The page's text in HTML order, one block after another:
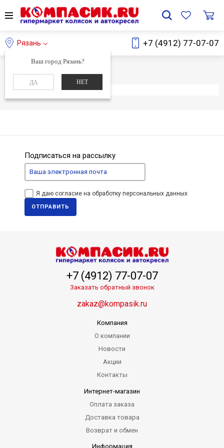
Рязань
Ваш город Рязань?
ДА НЕТ
+7 (4912) 77-07-07
Главная Каталог
Элемент не найден
Подписаться на рассылку
Я даю согласие на обработку персональных данных
ОТПРАВИТЬ
+7 (4912) 77-07-07
Заказать обратный звонок
zakaz@kompasik.ru
Компания
О компании
Новости
Акции
Контакты
Интернет-магазин
Оплата заказа
Доставка товара
Возврат и обмен
Информация